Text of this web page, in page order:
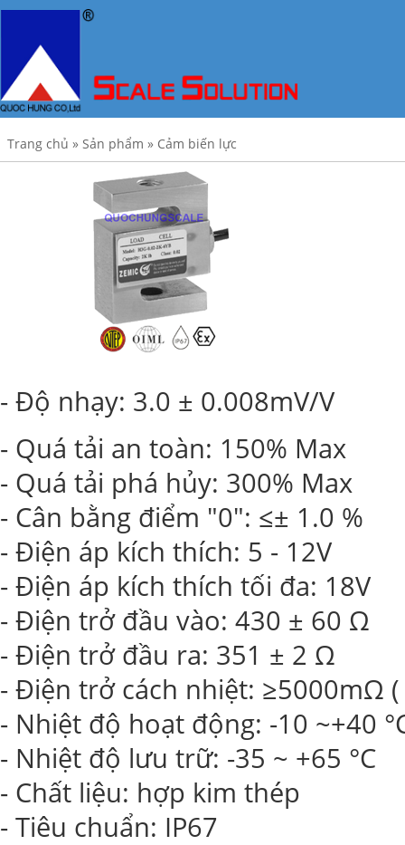
Trang chủ » Sản phẩm » Cảm biến lực
- Độ nhạy: 3.0 ± 0.008mV/V
- Quá tải an toàn: 150% Max
- Quá tải phá hủy: 300% Max
- Cân bằng điểm "0": ≤± 1.0 %
- Điện áp kích thích: 5 - 12V
- Điện áp kích thích tối đa: 18V
- Điện trở đầu vào: 430 ± 60 Ω
- Điện trở đầu ra: 351 ± 2 Ω
- Điện trở cách nhiệt: ≥5000mΩ (
- Nhiệt độ hoạt động: -10 ~+40
- Nhiệt độ lưu trữ: -35 ~ +65 °C
- Chất liệu: hợp kim thép
- Tiêu chuẩn: IP67